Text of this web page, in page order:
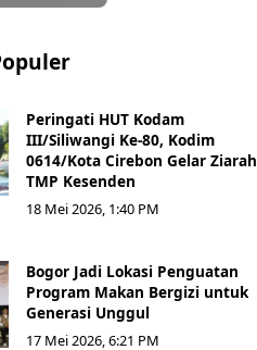
Peringati HUT Kodam
III/Siliwangi Ke-80, Kodim
0614/Kota Cirebon Gelar Ziarah
TMP Kesenden
18 Mei 2026, 1:40 PM
Bogor Jadi Lokasi Penguatan
Program Makan Bergizi untuk
Generasi Unggul
17 Mei 2026, 6:21 PM